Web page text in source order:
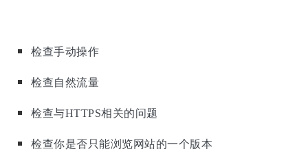
检查手动操作
检查自然流量
检查与HTTPS相关的问题
检查你是否只能浏览网站的一个版本